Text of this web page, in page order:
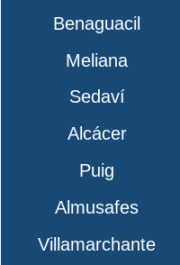
Benaguacil
Meliana
Sedaví
Alcácer
Puig
Almusafes
Villamarchante